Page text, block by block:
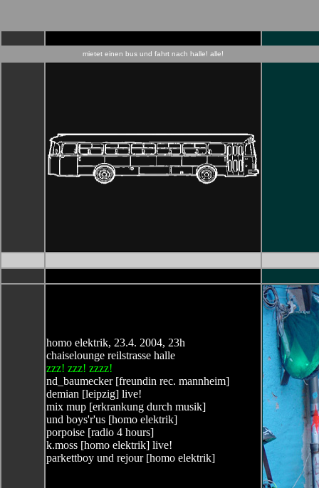
mietet einen bus und fahrt nach halle! alle!
homo elektrik, 23.4. 2004, 23h
chaiselounge reilstrasse halle
zzz! zzz! zzzz!
nd_baumecker [freundin rec. mannheim]
demian [leipzig] live!
mix mup [erkrankung durch musik]
und boys'r'us [homo elektrik]
porpoise [radio 4 hours]
k.moss [homo elektrik] live!
parkettboy und rejour [homo elektrik]